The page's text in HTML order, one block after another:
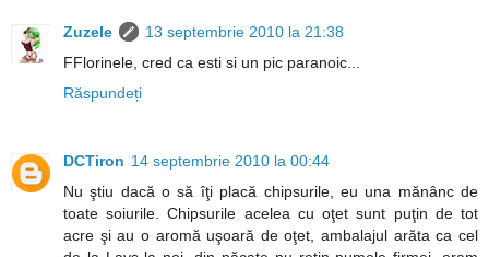
Zuzele
13 septembrie 2010 la 21:38
FFlorinele, cred ca esti si un pic paranoic...
Răspundeți
DCTiron 14 septembrie 2010 la 00:44
Nu ştiu dacă o să îţi placă chipsurile, eu una mănânc de
toate soiurile. Chipsurile acelea cu oţet sunt puţin de tot
acre şi au o aromă uşoară de oţet, ambalajul arăta ca cel